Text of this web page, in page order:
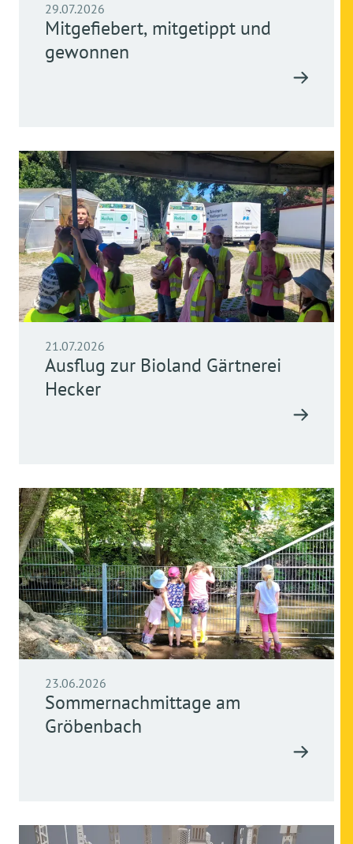
29.07.2026
Mitgefiebert, mitgetippt und
gewonnen
21.07.2026
Ausflug zur Bioland Gärtnerei
Hecker
23.06.2026
Sommernachmittage am
Gröbenbach